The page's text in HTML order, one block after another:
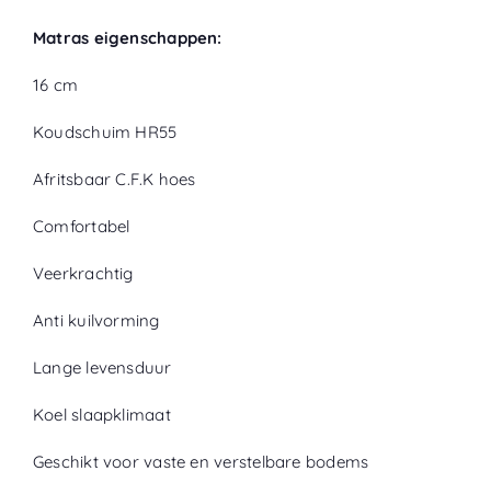
Matras eigenschappen:
16 cm
Koudschuim HR55
Afritsbaar C.F.K hoes
Comfortabel
Veerkrachtig
Anti kuilvorming
Lange levensduur
Koel slaapklimaat
Geschikt voor vaste en verstelbare bodems